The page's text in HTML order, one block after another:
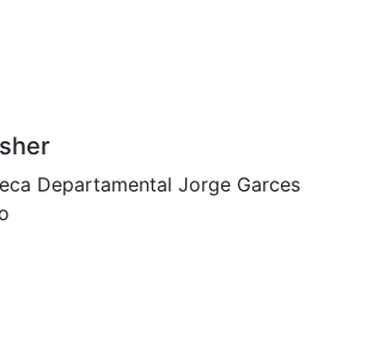
Departamental Jorge Garces